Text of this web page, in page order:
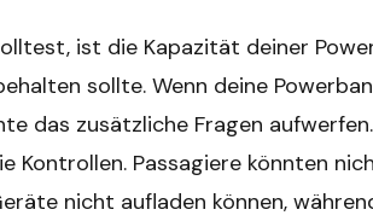
ist die Kapazität deiner
sollte. Wenn deine
das zusätzliche Fragen
Kontrollen. Passagiere könnten
nicht aufladen können,